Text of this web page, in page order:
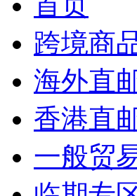
跨境商
海外直
香港直
一般贸